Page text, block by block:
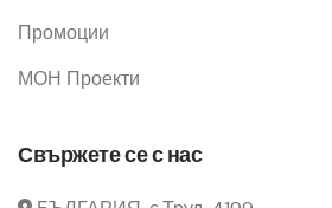
Промоции
МОН Проекти
Свържете се с нас